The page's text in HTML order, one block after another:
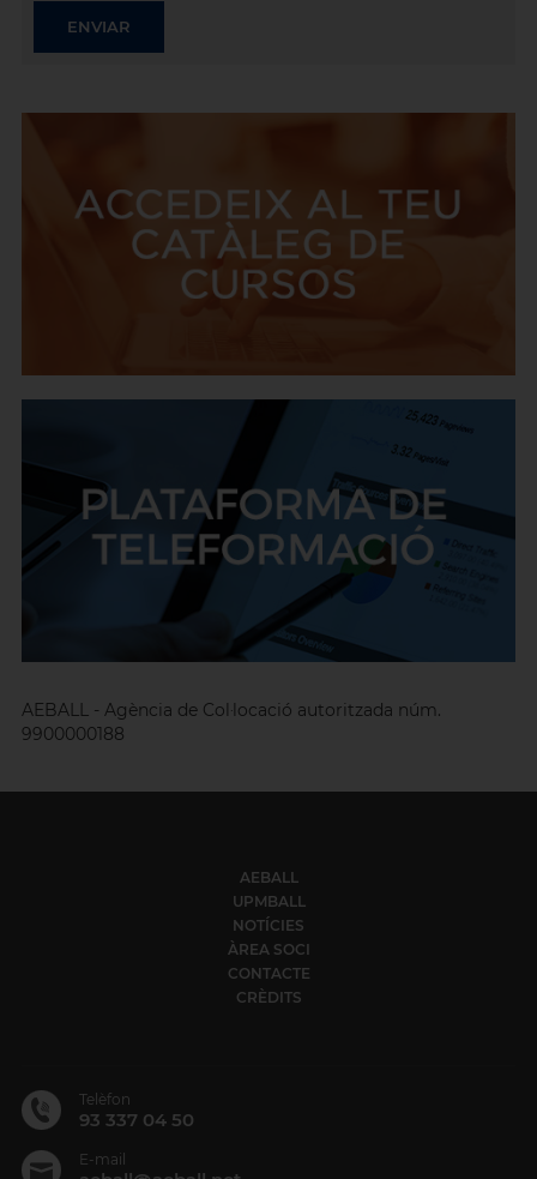
AEBALL - Agència de Col·locació autoritzada núm.
9900000188
AEBALL
UPMBALL
NOTÍCIES
ÀREA SOCI
CONTACTE
CRÈDITS
Telèfon
93 337 04 50
E-mail